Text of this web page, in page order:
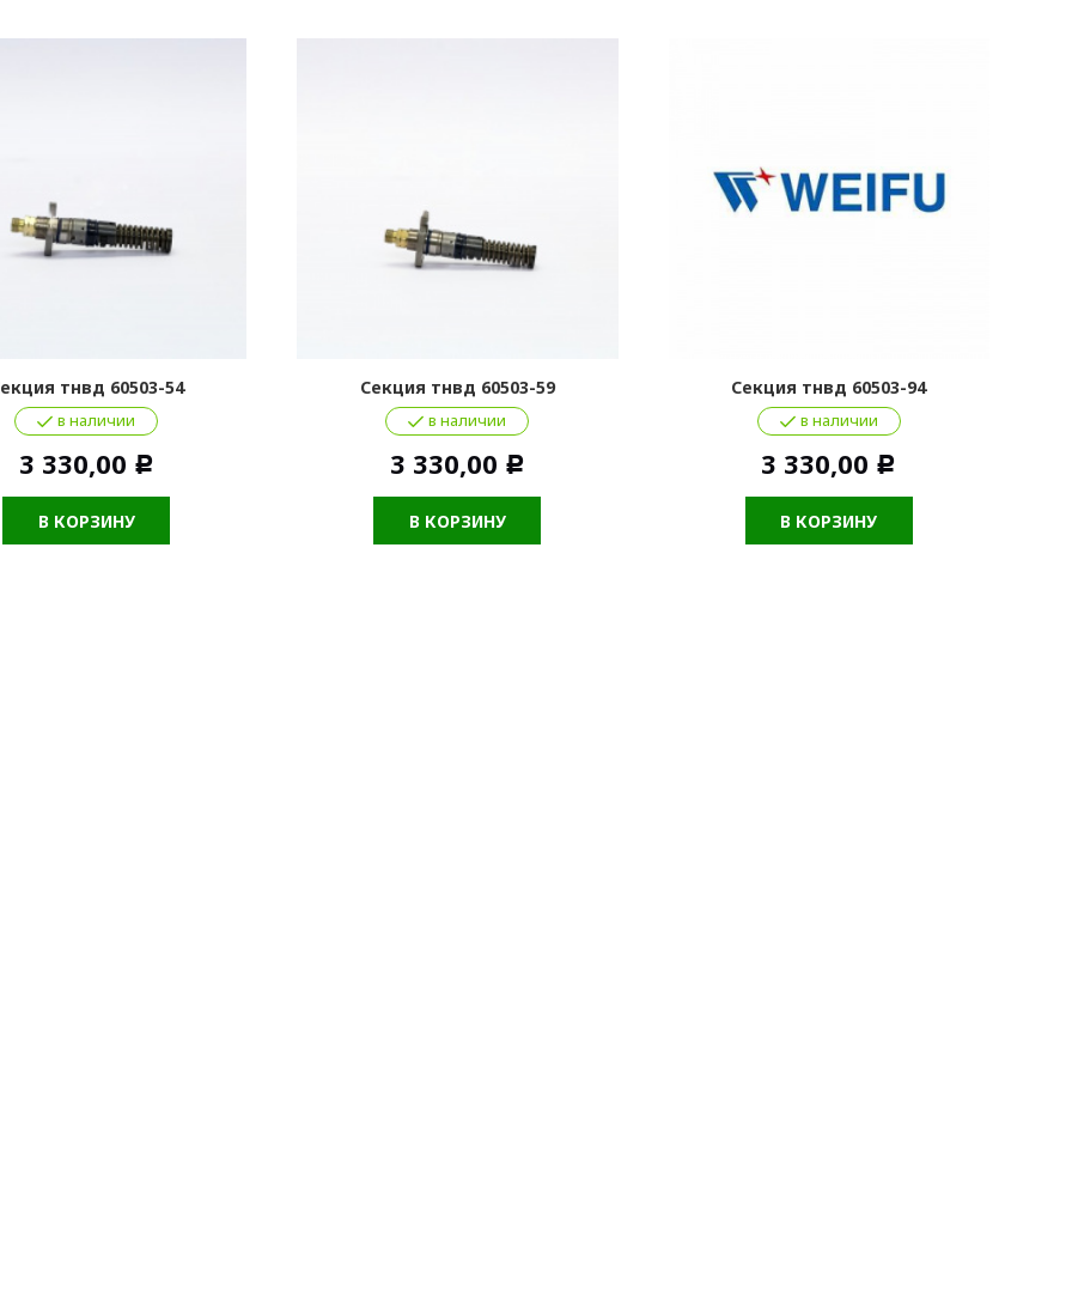
тнвд 60503-54
в наличии
3 330,00 Р
В КОРЗИНУ
Секция тнвд 60503-59
в наличии
3 330,00 Р
В КОРЗИНУ
Секция тнвд 60503-94
в наличии
3 330,00 Р
В КОРЗИНУ